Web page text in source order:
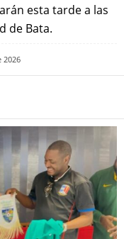
esta tarde a las
de Bata.
2026